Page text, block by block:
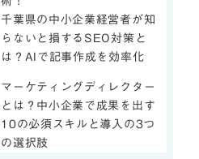
千葉県の中小企業経営者が知
らないと損するSEO対策と
は？AIで記事作成を効率化
マーケティングディレクター
とは？中小企業で成果を出す
10の必須スキルと導入の3つ
の選択肢